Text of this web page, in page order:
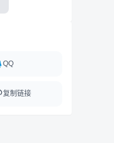
QQ
复制链接